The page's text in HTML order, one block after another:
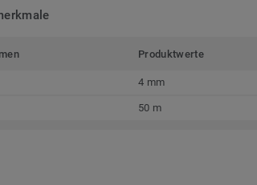
Produktwerte
4 mm
50 m